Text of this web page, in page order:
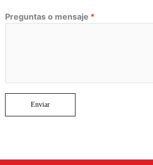
Preguntas o mensaje *
Enviar